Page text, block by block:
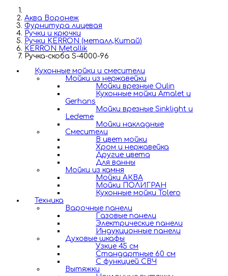
Аква Воронеж
Фурнитура лицевая
Ручки и крючки
Ручки KERRON (металл,Китай)
KERRON Metallik
Ручка-скоба S-4000-96
Кухонные мойки и смесители
Мойки из нержавейки
Мойки врезные Oulin
Кухонные мойки Amalet и
Gerhans
Мойки врезные Sinklight и
Ledeme
Мойки накладные
Смесители
В цвет мойки
Хром и нержавейка
Другие цвета
Для ванны
Мойки из камня
Мойки АКВА
Мойки ПОЛИГРАН
Кухонные мойки Tolero
Техника
Варочные панели
Газовые панели
Электрические панели
Индукционные панели
Духовые шкафы
Узкие 45 см
Стандартные 60 см
С функцией СВЧ
Вытяжки